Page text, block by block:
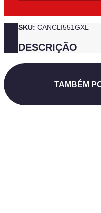
SKU: CANCLI551GXL
DESCRIÇÃO
TAMBÉM